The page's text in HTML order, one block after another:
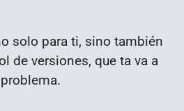
solo para ti, sino también
de versiones, que ta va a